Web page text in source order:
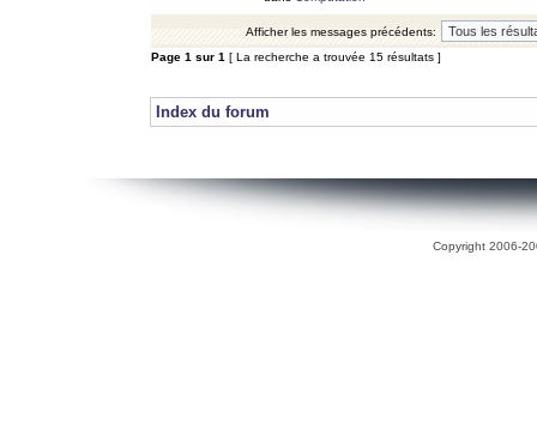
Afficher les messages précédents:
Page 1 sur 1 [ La recherche a trouvée 15 résultats ]
Index du forum
Copyright 2006-